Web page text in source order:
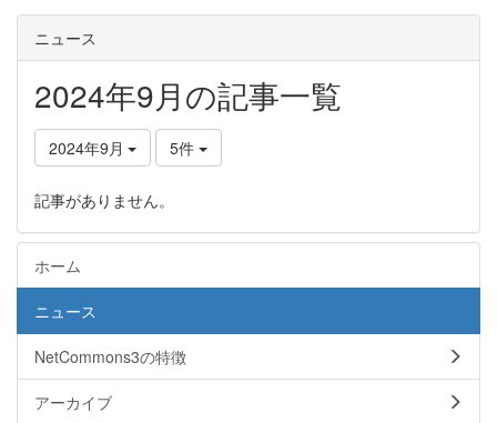
ニュース
2024年9月の記事一覧
2024年9月 5件
記事がありません。
ホーム
ニュース
NetCommons3の特徴
アーカイブ